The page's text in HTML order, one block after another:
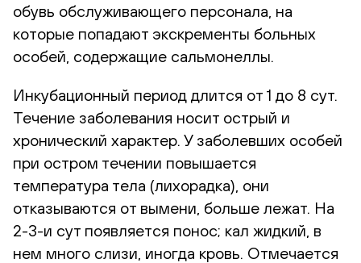
обувь обслуживающего персонала, на
которые попадают экскременты больных
особей, содержащие сальмонеллы.
Инкубационный период длится от 1 до 8 сут.
Течение заболевания носит острый и
хронический характер. У заболевших особей
при остром течении повышается
температура тела (лихорадка), они
отказываются от вымени, больше лежат. На
2-3-и сут появляется понос; кал жидкий, в
нем много слизи, иногда кровь. Отмечается